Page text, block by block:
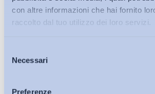
con altre informazioni che hai fornito
raccolto dal tuo utilizzo dei loro servizi.
delNecessari
Preferenze
Bollettini ADAPT
Articoli
menzionati. Più in generale il ruolo
storicamente marginale nel sistema
per vivificare e promuovere un
competenze, evitando riduzioni